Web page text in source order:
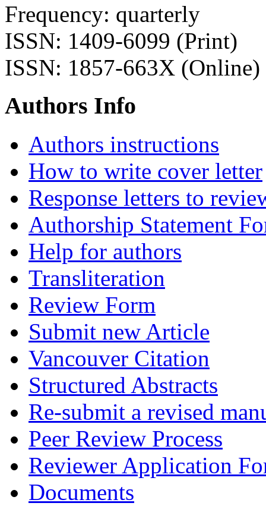
Frequency: quarterly
ISSN: 1409-6099 (Print)
ISSN: 1857-663X (Online)
Authors Info
Authors instructions
How to write cover letter
Response letters to
Authorship Statement
Help for authors
Transliteration
Review Form
Submit new Article
Vancouver Citation
Structured Abstracts
Re-submit a revised
Peer Review Process
Reviewer Application
Documents